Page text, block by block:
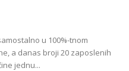
u 100%-tnom
a danas broji 20 zaposlenih
jednu...